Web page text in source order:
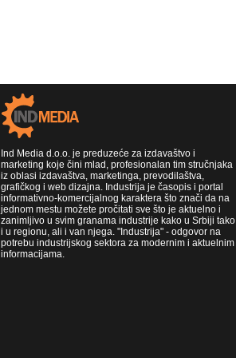
Ind Media d.o.o. je preduzeće za izdavaštvo i
marketing koje čini mlad, profesionalan tim stručnjaka
iz oblasi izdavaštva, marketinga, prevodilaštva,
grafičkog i web dizajna. Industrija je časopis i portal
informativno-komercijalnog karaktera što znači da na
jednom mestu možete pročitati sve što je aktuelno i
zanimljivo u svim granama industrije kako u Srbiji tako
i u regionu, ali i van njega. "Industrija" - odgovor na
potrebu industrijskog sektora za modernim i aktuelnim
informacijama.